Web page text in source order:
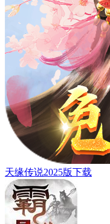
天缘传说2025版下载